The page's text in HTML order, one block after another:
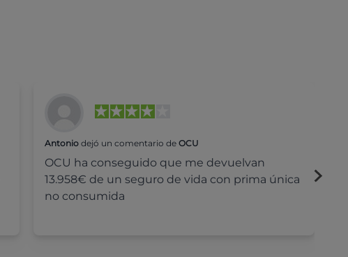
Antonio dejó un comentario deOCU
OCU ha conseguido que me devuelvan
13.958€ de un seguro de vida con prima única
no consumida